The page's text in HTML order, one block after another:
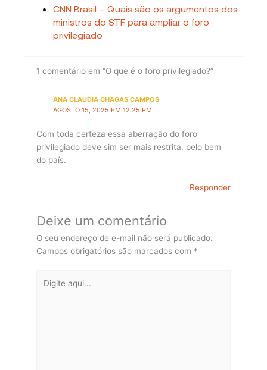
CNN Brasil – Quais são os argumentos dos
ministros do STF para ampliar o foro
privilegiado
1 comentário em “O que é o foro privilegiado?”
ANA CLAUDIA CHAGAS CAMPOS
AGOSTO 15, 2025 EM 12:25 PM
Com toda certeza essa aberração do foro
privilegiado deve sim ser mais restrita, pelo bem
do país.
Responder
Deixe um comentário
O seu endereço de e-mail não será publicado.
Campos obrigatórios são marcados com *
aqui...